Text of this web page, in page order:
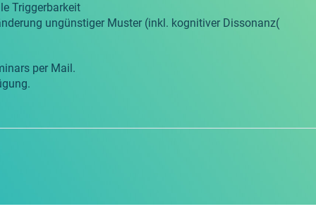
Triggerbarkeit
ungünstiger Muster (inkl. kognitiver Dissonanz(
per Mail.